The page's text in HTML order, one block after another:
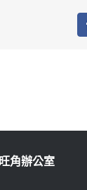
旺角辦公室